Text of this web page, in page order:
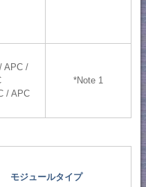
APC /
/ APC
*Note 1
モジュールタイプ